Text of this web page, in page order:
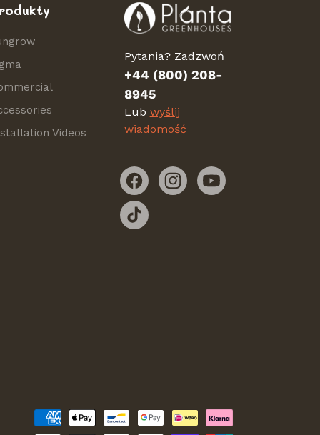
Videos
Pytania? Zadzwoń
+44 (800) 208-
8945
Lub wyślij
wiadomość
FacebookuInstagramaYouTube
TikTok